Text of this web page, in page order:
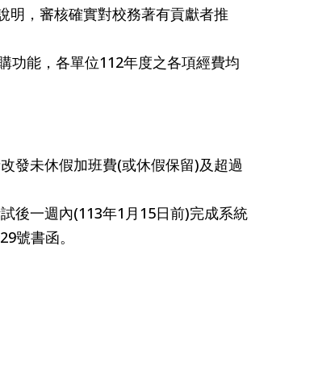
明，審核確實對校務著有貢獻者推
功能，各單位112年度之各項經費均
發未休假加班費(或休假保留)及超過
後一週內(113年1月15日前)完成系統
號書函。